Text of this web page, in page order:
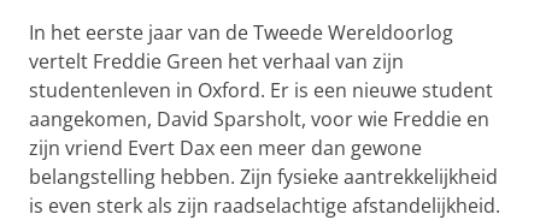
In het eerste jaar van de Tweede Wereldoorlog
vertelt Freddie Green het verhaal van zijn
studentenleven in Oxford. Er is een nieuwe student
aangekomen, David Sparsholt, voor wie Freddie en
zijn vriend Evert Dax een meer dan gewone
belangstelling hebben. Zijn fysieke aantrekkelijkheid
is even sterk als zijn raadselachtige afstandelijkheid.